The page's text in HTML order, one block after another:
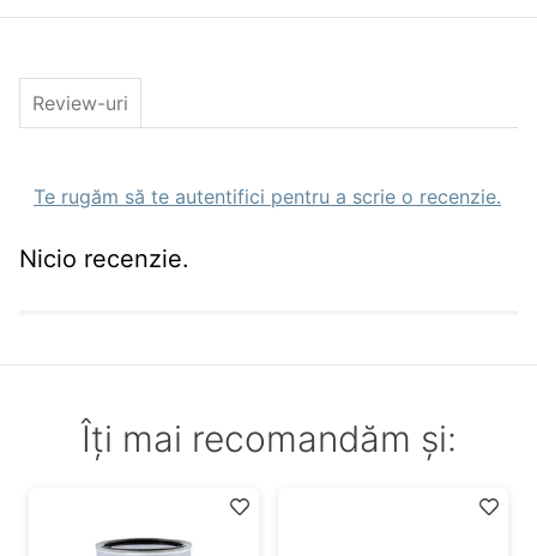
peste
Caracteristici Naluci artificiale
Tip
Culoare
Black Yellow
Pachet
1
Review-uri
Te rugăm să te autentifici pentru a scrie o recenzie.
Nicio recenzie.
Îți mai recomandăm și: